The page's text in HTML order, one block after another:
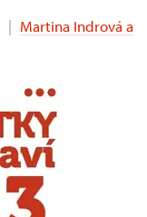
| Martina Indrová a